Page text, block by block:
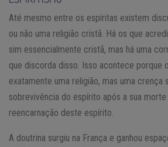
Até mesmo entre os espíritas existem
ou não uma religião cristã. Há os que
sim essencialmente cristã, mas há uma
que discorda disso. Isso acontece porque
exatamente uma religião, mas uma
sobrevivência do espírito após a sua
reencarnação deste espírito.
A doutrina surgiu na França e ganhou